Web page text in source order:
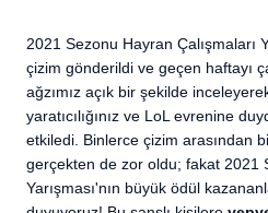
2021 Sezonu Hayran Çalışmaları
çizim gönderildi ve geçen haftayı
ağzımız açık bir şekilde
yaratıcılığınız ve LoL evrenine
etkiledi. Binlerce çizim arasından
gerçekten de zor oldu; fakat 2021
Yarışması'nın büyük ödül